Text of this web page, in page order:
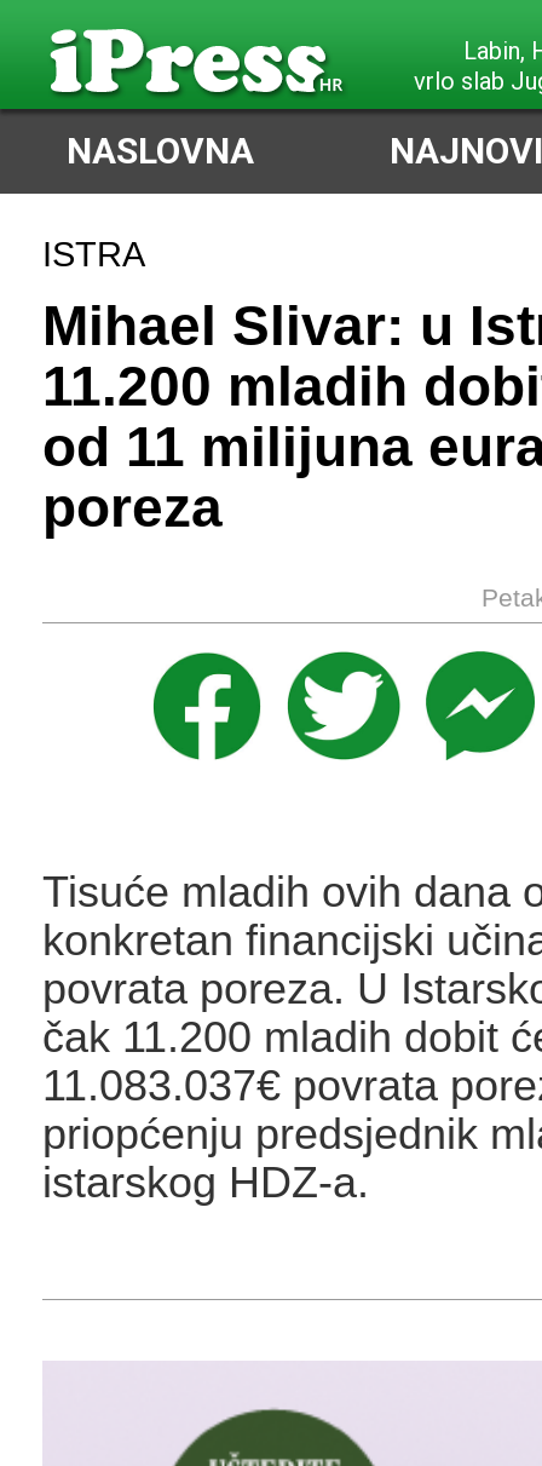
Labin,
vrlo slab
NASLOVNA
ISTRA
Mihael Slivar: u
11.200 mladih
od 11 milijuna
poreza
Tisuće mladih ovih dana
konkretan financijski
povrata poreza. U
čak 11.200 mladih dobit
11.083.037€ povrata
priopćenju predsjednik
istarskog HDZ-a.